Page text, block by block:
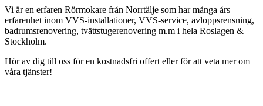
Vi är en erfaren Rörmokare från Norrtälje som har många års
erfarenhet inom VVS-installationer, VVS-service, avloppsrensning,
badrumsrenovering, tvättstugerenovering m.m i hela Roslagen &
Stockholm.
Hör av dig till oss för en kostnadsfri offert eller för att veta mer om
våra tjänster!